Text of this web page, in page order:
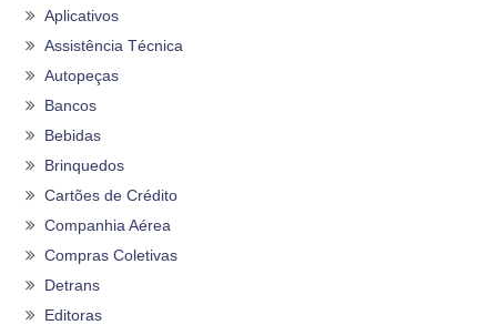
Aplicativos
Assistência Técnica
Autopeças
Bancos
Bebidas
Brinquedos
Cartões de Crédito
Companhia Aérea
Compras Coletivas
Detrans
Editoras